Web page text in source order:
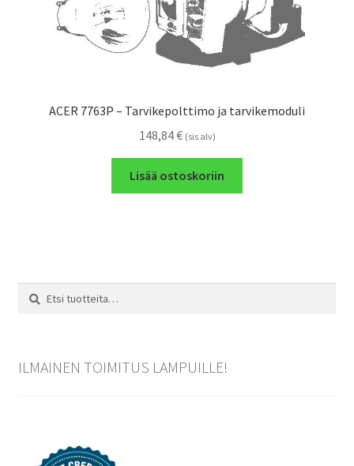
ACER 7763P – Tarvikepolttimo ja tarvikemoduli
148,84€ (sis alv)
Lisää ostoskoriin
Etsi:
Haku
ILMAINEN TOIMITUS LAMPUILLE!